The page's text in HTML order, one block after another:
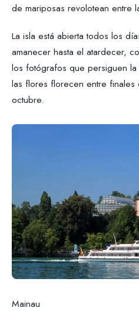
de mariposas revolotean entre
La isla está abierta todos los
amanecer hasta el atardecer,
los fotógrafos que persiguen
las flores florecen entre
octubre.
Mainau